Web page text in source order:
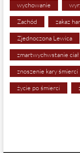
wychowanie
Zachód zakaz
Zjednoczona Lewica
zmartwychwstanie ciał
znoszenie kary śmierci
życie po śmierci